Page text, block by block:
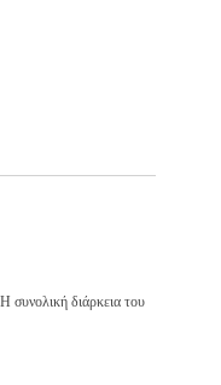
συνολική διάρκεια του